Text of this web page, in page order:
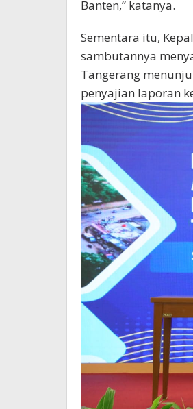
Banten,” katanya.
Sementara itu,
sambutannya
Tangerang
penyajian laporan